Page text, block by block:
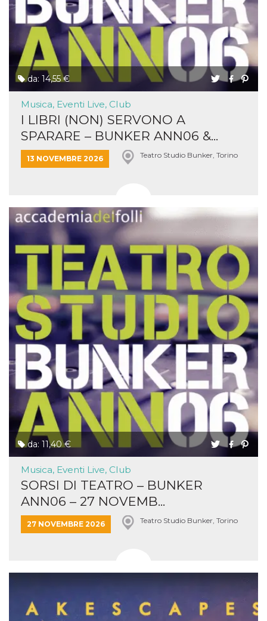
da: 14,55 €
Musica, Eventi Live, Club
I LIBRI (NON) SERVONO A
SPARARE – BUNKER ANN06 &...
13 NOVEMBRE 2026 Teatro Studio Bunker, Torino
da: 11,40 €
Musica, Eventi Live, Club
SORSI DI TEATRO – BUNKER
ANN06 – 27 NOVEMB...
27 NOVEMBRE 2026 Teatro Studio Bunker, Torino